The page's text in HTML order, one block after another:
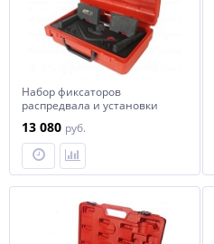
Набор фиксаторов
распредвала и установки
13 080 руб.